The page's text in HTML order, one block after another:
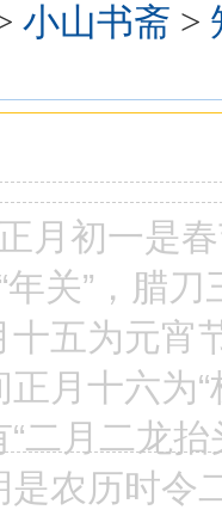
小山书斋 >
初一是春
”，腊刀
为元宵节
十六为“
二龙抬
历时令二